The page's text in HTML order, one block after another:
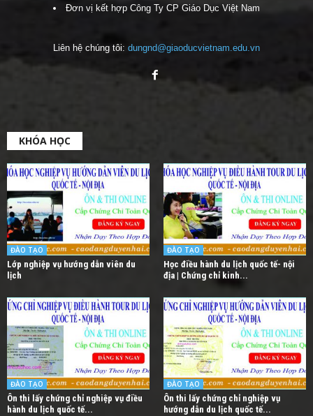
Đơn vị kết hợp Công Ty CP Giáo Dục Việt Nam
Liên hệ chúng tôi: dungnd@giaoducvietnam.edu.vn
KHÓA HỌC
ĐÀO TẠO
Lớp nghiệp vụ hướng dẫn viên du
lịch
ĐÀO TẠO
Học điều hành du lịch quốc tế- nội
địa | Chứng chỉ kinh...
ĐÀO TẠO
Ôn thi lấy chứng chỉ nghiệp vụ điều
hành du lịch quốc tế...
ĐÀO TẠO
Ôn thi lấy chứng chỉ nghiệp vụ
hướng dẫn du lịch quốc tế...